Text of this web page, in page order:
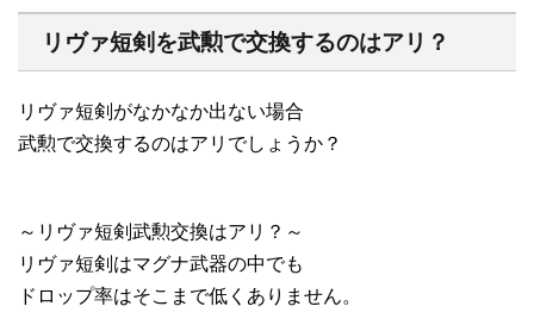
リヴァ短剣を武勲で交換するのはアリ？
リヴァ短剣がなかなか出ない場合
武勲で交換するのはアリでしょうか？
～リヴァ短剣武勲交換はアリ？～
リヴァ短剣はマグナ武器の中でも
ドロップ率はそこまで低くありません。